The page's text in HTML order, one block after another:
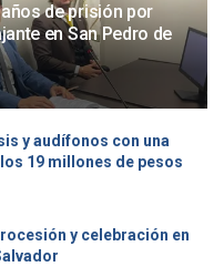
de prisión por
en San Pedro de
y audífonos con una
19 millones de pesos
y celebración en